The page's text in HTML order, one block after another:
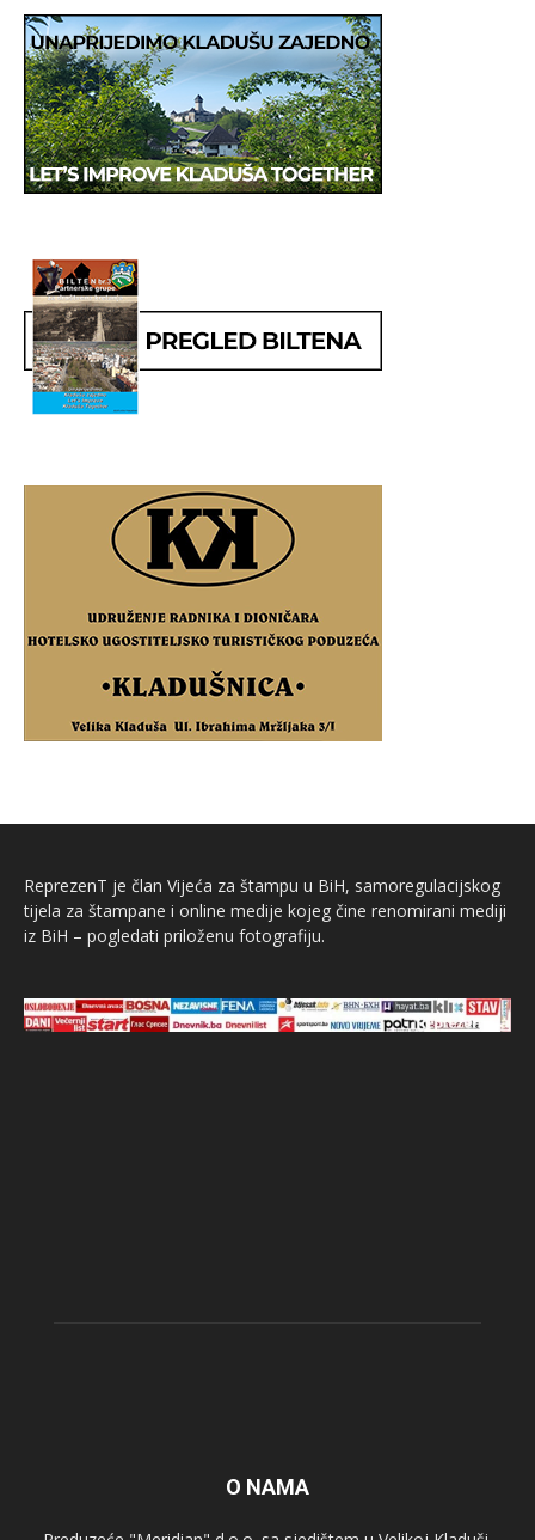
ReprezenT je član Vijeća za štampu u BiH, samoregulacijskog
tijela za štampane i online medije kojeg čine renomirani mediji
iz BiH – pogledati priloženu fotografiju.
O NAMA